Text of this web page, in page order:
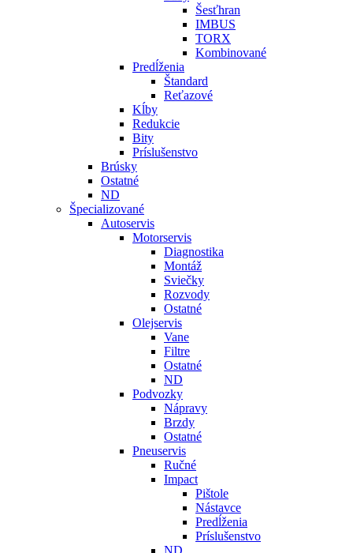
Šesťhran
IMBUS
TORX
Kombinované
Predĺženia
Štandard
Reťazové
Kĺby
Redukcie
Bity
Príslušenstvo
Brúsky
Ostatné
ND
Špecializované
Autoservis
Motorservis
Diagnostika
Montáž
Sviečky
Rozvody
Ostatné
Olejservis
Vane
Filtre
Ostatné
ND
Podvozky
Nápravy
Brzdy
Ostatné
Pneuservis
Ručné
Impact
Pištole
Nástavce
Predĺženia
Príslušenstvo
ND